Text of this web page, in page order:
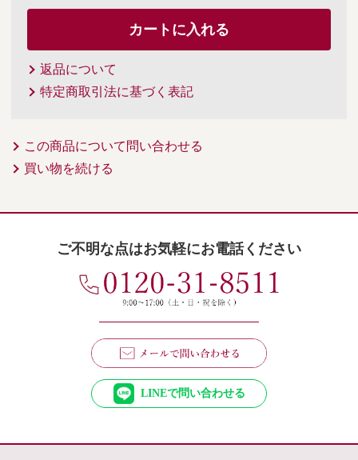
返品について
特定商取引法に基づく表記
この商品について問い合わせる
買い物を続ける
ご不明な点はお気軽にお電話ください
LINEで問い合わせる